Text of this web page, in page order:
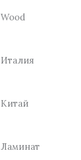
Wood
Италия
Китай
Ламинат